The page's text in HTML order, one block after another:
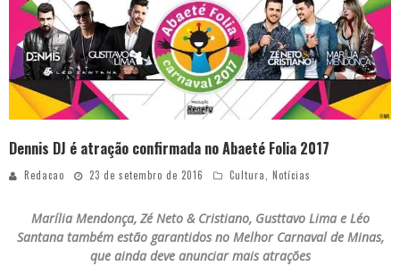
Designer mineira lança jogo educativo sobre coleta seletiva na maior feira de jogos de tabuleiro da América Latina
Dennis DJ é atração confirmada no Abaeté Folia 2017
Redacao 23 de setembro de 2016 Cultura Notícias
Marília Mendonça, Zé Neto & Cristiano, Gusttavo Lima e Léo
Santana também estão garantidos no Melhor Carnaval de Minas,
que ainda deve anunciar mais atrações